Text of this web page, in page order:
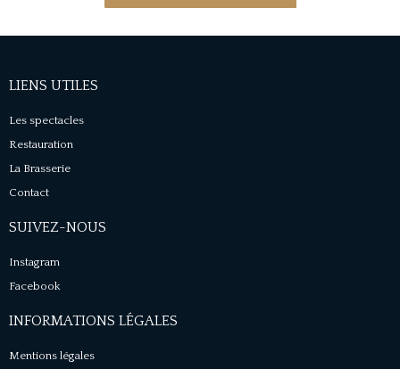
LIENS UTILES
Les spectacles
Restauration
La Brasserie
Contact
SUIVEZ-NOUS
Instagram
Facebook
INFORMATIONS LÉGALES
Mentions légales